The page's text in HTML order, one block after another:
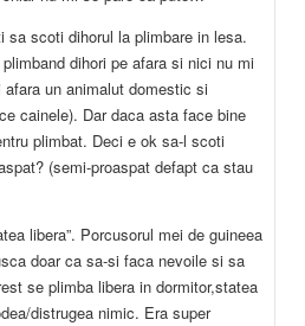
scoti dihorul la plimbare in lesa.
dihori pe afara si nici nu mi
un animalut domestic si
cainele). Dar daca asta face bine
plimbat. Deci e ok sa-l scoti
(semi-proaspat defapt ca stau
libera”. Porcusorul mei de guineea
doar ca sa-si faca nevoile si sa
se plimba libera in dormitor,statea
distrugea nimic. Era super